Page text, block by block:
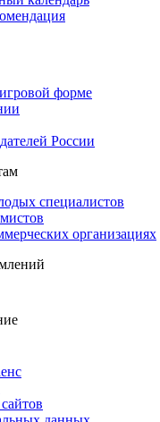
форме
России
специалистов
организациях